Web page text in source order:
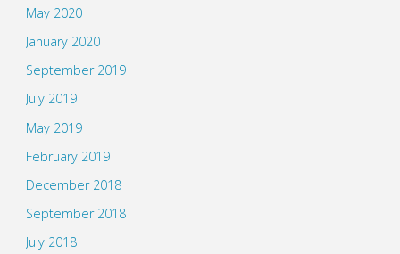
May 2020
January 2020
September 2019
July 2019
May 2019
February 2019
December 2018
September 2018
July 2018